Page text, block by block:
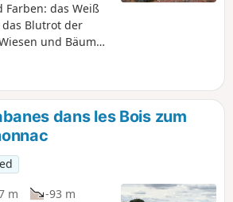
Farben: das Weiß
Blutrot der
und Bäume,
die Winde, die
tragen, wenn
Panoramen
Geheimnisse von
Beichtvater
Sie auf ihren
Geschichte
dans les Bois zum
m
-93 m